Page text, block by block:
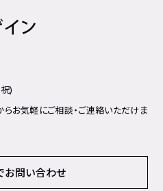
)
らお気軽にご相談・ご連絡いただけま
お問い合わせ